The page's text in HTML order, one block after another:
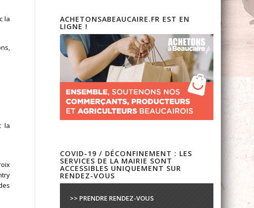
la
la
ACHETONSABEAUCAIRE.FR EST EN
LIGNE !
COVID-19 / DÉCONFINEMENT : LES
SERVICES DE LA MAIRIE SONT
ACCESSIBLES UNIQUEMENT SUR
RENDEZ-VOUS
>> PRENDRE RENDEZ-VOUS